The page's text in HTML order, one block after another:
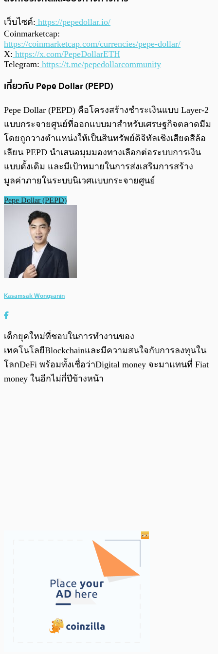
เว็บไซต์: https://pepedollar.io/
Coinmarketcap:
https://coinmarketcap.com/currencies/pepe-dollar/
X: https://x.com/PepeDollarETH
Telegram: https://t.me/pepedollarcommunity
เกี่ยวกับ Pepe Dollar (PEPD)
Pepe Dollar (PEPD) คือโครงสร้างชำระเงินแบบ Layer-2
แบบกระจายศูนย์ที่ออกแบบมาสำหรับเศรษฐกิจตลาดมีม
โดยถูกวางตำแหน่งให้เป็นสินทรัพย์ดิจิทัลเชิงเสียดสีล้อ
เลียน PEPD นำเสนอมุมมองทางเลือกต่อระบบการเงิน
แบบดั้งเดิม และมีเป้าหมายในการส่งเสริมการสร้าง
มูลค่าภายในระบบนิเวศแบบกระจายศูนย์
Pepe Dollar (PEPD)
Kasamsak Wongsanin
เด็กยุคใหม่ที่ชอบในการทำงานของ
เทคโนโลยีBlockchainและมีความสนใจกับการลงทุนใน
โลกDeFi พร้อมทั้งเชื่อว่าDigital money จะมาแทนที่ Fiat
money ในอีกไม่กี่ปีข้างหน้า